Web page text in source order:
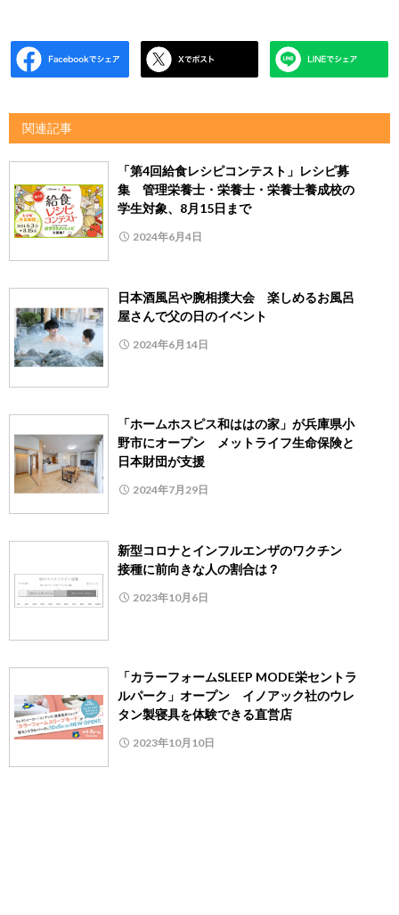
関連記事
「第4回給食レシピコンテスト」レシピ募
集 管理栄養士・栄養士・栄養士養成校の
学生対象、8月15日まで
2024年6月4日
日本酒風呂や腕相撲大会 楽しめるお風呂
屋さんで父の日のイベント
2024年6月14日
「ホームホスピス和ははの家」が兵庫県小
野市にオープン メットライフ生命保険と
日本財団が支援
2024年7月29日
新型コロナとインフルエンザのワクチン
接種に前向きな人の割合は？
2023年10月6日
「カラーフォームSLEEP MODE栄セントラ
ルパーク」オープン イノアック社のウレ
タン製寝具を体験できる直営店
2023年10月10日